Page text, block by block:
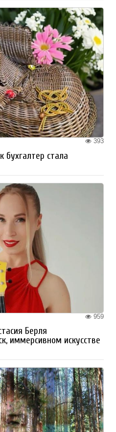
393
бухгалтер стала
959
Берля
иммерсивном искусстве